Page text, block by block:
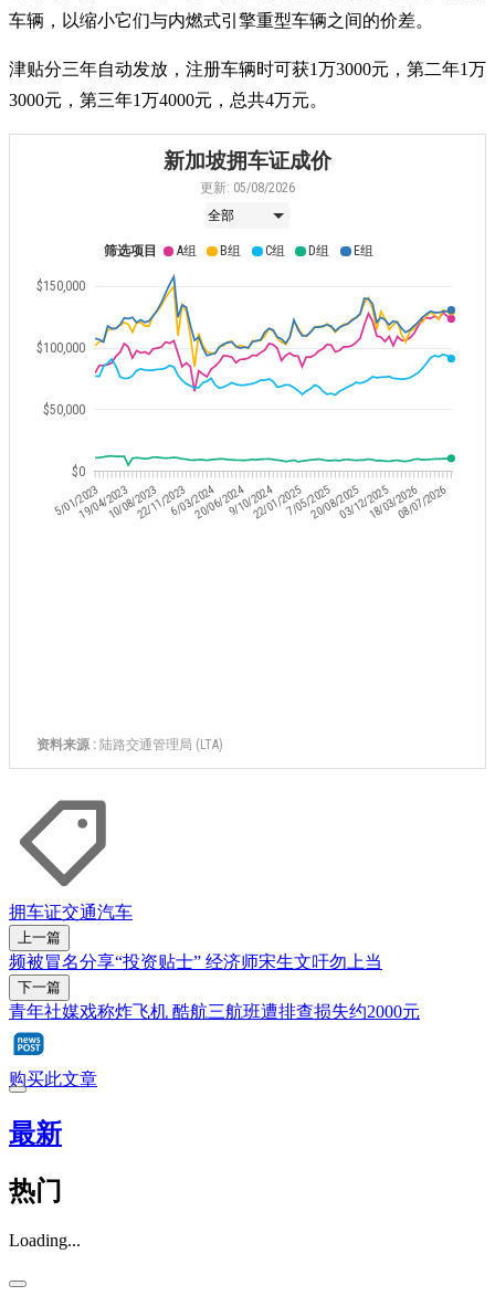
车辆，以缩小它们与内燃式引擎重型车辆之间的价差。
津贴分三年自动发放，注册车辆时可获1万3000元，第二年1万
3000元，第三年1万4000元，总共4万元。
拥车证交通汽车
上一篇
频被冒名分享“投资贴士” 经济师宋生文吁勿上当
下一篇
青年社媒戏称炸飞机 酷航三航班遭排查损失约2000元
购买此文章
最新
热门
Loading...